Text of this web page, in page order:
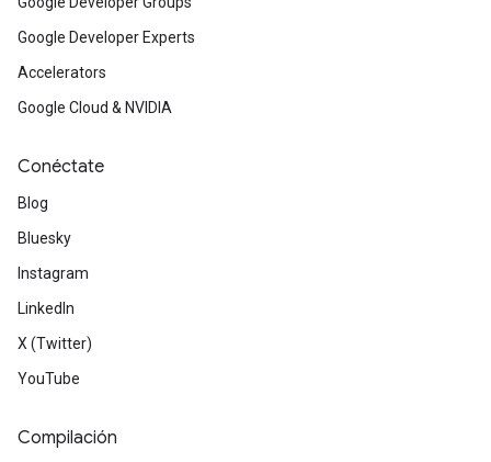
Google Developer Experts
Accelerators
Google Cloud & NVIDIA
Conéctate
Blog
Bluesky
Instagram
LinkedIn
X (Twitter)
YouTube
Compilación